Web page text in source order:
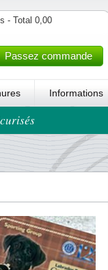
- Total 0,00
Passez commande
Informations